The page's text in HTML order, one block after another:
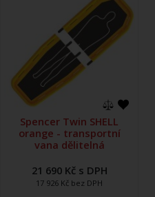
Spencer Twin SHELL
orange - transportní
vana dělitelná
21 690 Kč s DPH
17 926 Kč bez DPH